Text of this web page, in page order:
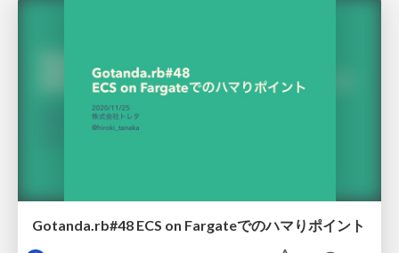
Gotanda.rb#48 ECS on Fargateでのハマりポイント